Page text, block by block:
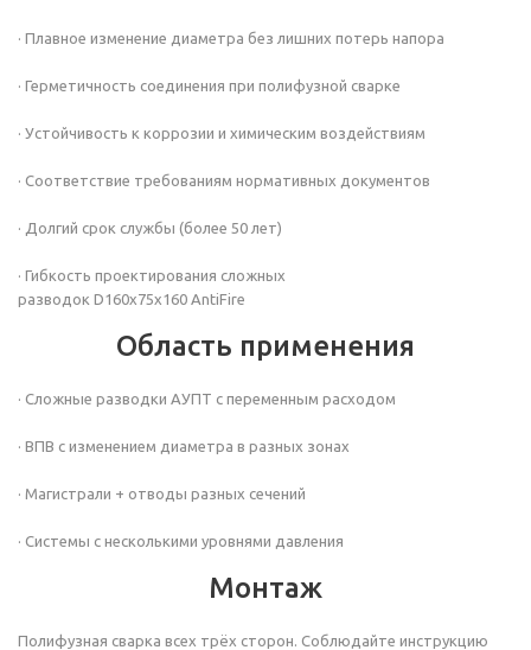
· Плавное изменение диаметра без лишних потерь напора
· Герметичность соединения при полифузной сварке
· Устойчивость к коррозии и химическим воздействиям
· Соответствие требованиям нормативных документов
· Долгий срок службы (более 50 лет)
· Гибкость проектирования сложных
разводок D160х75х160 AntiFire
Область применения
· Сложные разводки АУПТ с переменным расходом
· ВПВ с изменением диаметра в разных зонах
· Магистрали + отводы разных сечений
· Системы с несколькими уровнями давления
Монтаж
Полифузная сварка всех трёх сторон. Соблюдайте инструкцию